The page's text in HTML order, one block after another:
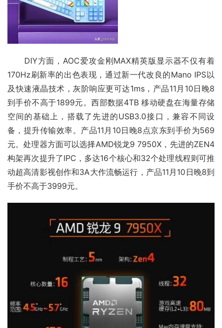
DIY方面，AOC爱攻金刚MAX精英版显示器不仅有着
170Hz刷新率的出色表现，通过新一代改良的Mano IPS以
及快速液晶技术， 灰阶响应更可达1ms，产品11月10日晚8
到手价不高于1899元。西部数据4TB 移动硬盘在海量存储
空间的基础上，搭载了先进的USB3.0接口 ，兼容不同设
备，提升传输效率。产品11月10日晚8点京东到手价为569
元。处理器方面可以选择AMD锐龙9 7950X，先进的ZEN4
构架再次提升了IPC，多达16个核心和32个处理线程则可推
动超高清影视创作和3A大作流畅运行，产品11月10日晚8到
手价不高于3999元。